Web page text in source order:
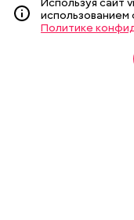
Издание создано при
средств массовой
На сайте
(информационные
использованием
Политике